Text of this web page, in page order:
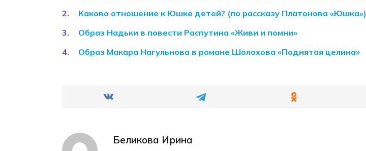
Каково отношение к Юшке детей? (по рассказу Платонова «Юшка»)
Образ Надьки в повести Распутина «Живи и помни»
Образ Макара Нагульнова в романе Шолохова «Поднятая целина»
Беликова Ирина